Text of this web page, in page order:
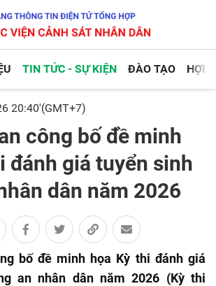
TIN TỨC - SỰ KIỆN ĐÀO TẠO HỢP
20:40'(GMT+7)
công bố đề minh
đánh giá tuyển sinh
dân năm 2026
bố đề minh họa Kỳ thi đánh giá
an nhân dân năm 2026 (Kỳ thi